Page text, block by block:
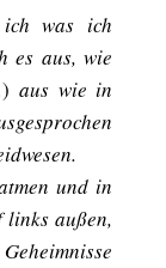
ich was ich
es aus, wie
aus wie in
und in
außen,